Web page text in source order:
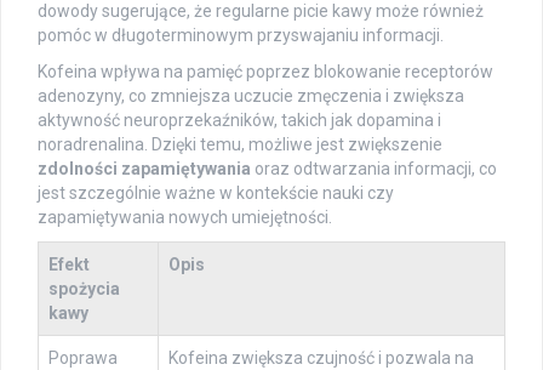
dowody sugerujące, że regularne picie kawy może również
pomóc w długoterminowym przyswajaniu informacji.
Kofeina wpływa na pamięć poprzez blokowanie receptorów
adenozyny, co zmniejsza uczucie zmęczenia i zwiększa
aktywność neuroprzekaźników, takich jak dopamina i
noradrenalina. Dzięki temu, możliwe jest zwiększenie
zdolności zapamiętywania oraz odtwarzania informacji, co
jest szczególnie ważne w kontekście nauki czy
zapamiętywania nowych umiejętności.
Efekt
spożycia
kawy
Opis
Poprawa
Kofeina zwiększa czujność i pozwala na